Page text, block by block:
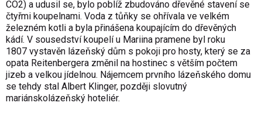
CO2) a udusil se, bylo poblíž zbudováno dřevěné stavení se
čtyřmi koupelnami. Voda z tůňky se ohřívala ve velkém
železném kotli a byla přinášena koupajícím do dřevěných
kádí. V sousedství koupelí u Mariina pramene byl roku
1807 vystavěn lázeňský dům s pokoji pro hosty, který se za
opata Reitenbergera změnil na hostinec s větším počtem
jizeb a velkou jídelnou. Nájemcem prvního lázeňského domu
se tehdy stal Albert Klinger, později slovutný
mariánskolázeňský hoteliér.